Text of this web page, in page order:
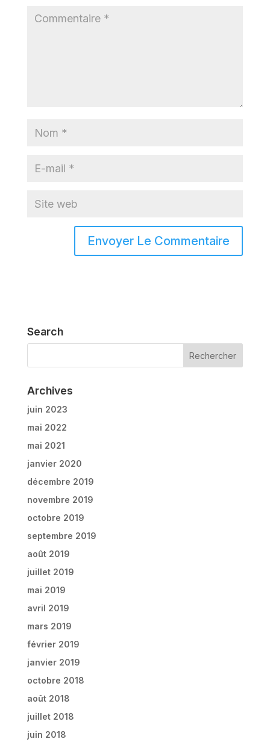
Search
Archives
juin 2023
mai 2022
mai 2021
janvier 2020
décembre 2019
novembre 2019
octobre 2019
septembre 2019
août 2019
juillet 2019
mai 2019
avril 2019
mars 2019
février 2019
janvier 2019
octobre 2018
août 2018
juillet 2018
juin 2018